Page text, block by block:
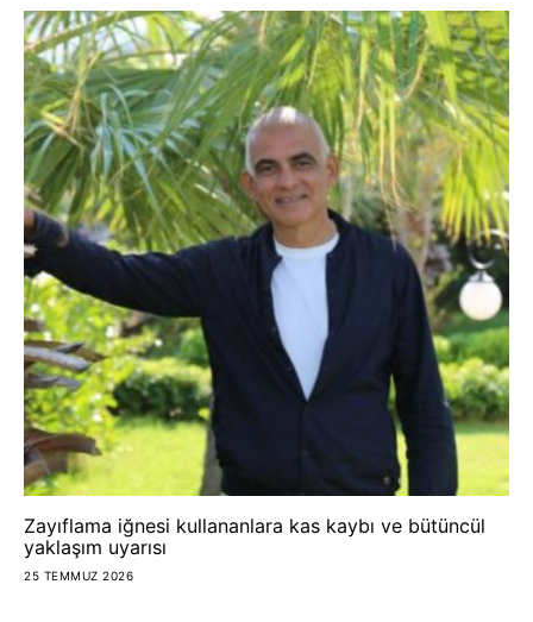
Zayıflama iğnesi kullananlara kas kaybı ve bütüncül
yaklaşım uyarısı
25 TEMMUZ 2026